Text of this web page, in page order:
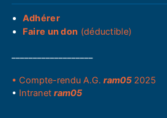
Adhérer
Faire un don (déductible)
• Compte-rendu A.G.ram05 2025
• Intranetram05